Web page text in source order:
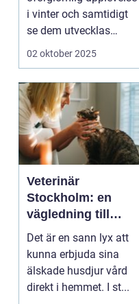
i vinter och samtidigt
se dem utvecklas
p&a...
02 oktober 2025
Veterinär
Stockholm: en
vägledning till
vård i hemmiljö
Det är en sann lyx att
kunna erbjuda sina
älskade husdjur vård
direkt i hemmet. I st...